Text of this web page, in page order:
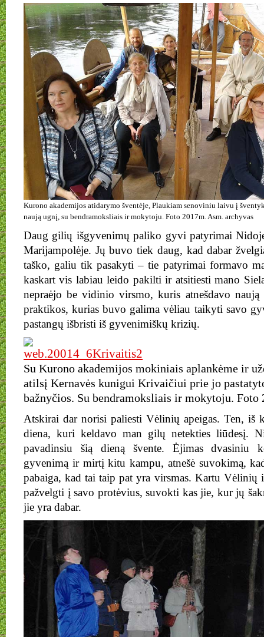
Kurono akademijos atidarymo šventėje, Plaukiam senoviniu laivu į
naują ugnį, su bendramoksliais ir mokytoju. Foto 2017m. Asm. archyvas
Daug gilių išgyvenimų paliko gyvi patyrimai
Marijampolėje. Jų buvo tiek daug, kad dabar
taško, galiu tik pasakyti – tie patyrimai formavo
kaskart vis labiau leido pakilti ir atsitiesti mano
nepraėjo be vidinio virsmo, kuris atnešdavo
praktikos, kurias buvo galima vėliau taikyti savo
pastangų išbristi iš gyvenimiškų krizių.
Su Kurono akademijos mokiniais aplankėme ir
atilsį Kernavės kunigui Krivaičiui prie jo
bažnyčios. Su bendramoksliais ir mokytoju. Foto
Atskirai dar norisi paliesti Vėlinių apeigas. Ten, iš
diena, kuri keldavo man gilų netekties liūdesį.
pavadinsiu šią dieną švente. Ėjimas dvasiniu
gyvenimą ir mirtį kitu kampu, atnešė suvokimą,
pabaiga, kad tai taip pat yra virsmas. Kartu Vėlinių
pažvelgti į savo protėvius, suvokti kas jie, kur jų
jie yra dabar.